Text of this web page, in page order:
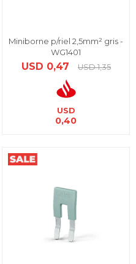
Miniborne p/riel 2,5mm² gris -
WG1401
USD 0,47 USD 1,35
USD
0,40